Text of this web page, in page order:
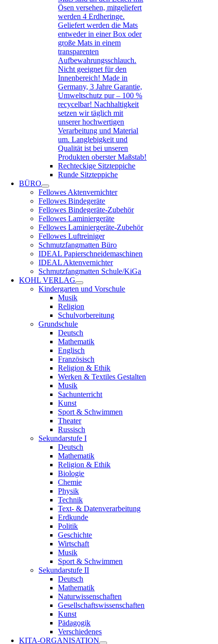
Ösen versehen, mitgeliefert
werden 4 Erdheringe.
Geliefert werden die Mats
entweder in einer Box oder
große Mats in einem
transparenten
Aufbewahrungsschlauch.
Nicht geeignet für den
Innenbereich! Made in
Germany, 3 Jahre Garantie,
Umweltschutz pur – 100 %
recycelbar! Nachhaltigkeit
setzen wir täglich mit
unserer hochwertigen
Verarbeitung und Material
um. Langlebigkeit und
Qualität ist bei unseren
Produkten oberster Maßstab!
Rechteckige Sitzteppiche
Runde Sitzteppiche
BÜRO
Fellowes Aktenvernichter
Fellowes Bindegeräte
Fellowes Bindegeräte-Zubehör
Fellowes Laminiergeräte
Fellowes Laminiergeräte-Zubehör
Fellowes Luftreiniger
Schmutzfangmatten Büro
IDEAL Papierschneidemaschinen
IDEAL Aktenvernichter
Schmutzfangmatten Schule/KiGa
KOHL VERLAG
Kindergarten und Vorschule
Musik
Religion
Schulvorbereitung
Grundschule
Deutsch
Mathematik
Englisch
Französisch
Religion & Ethik
Werken & Textiles Gestalten
Musik
Sachunterricht
Kunst
Sport & Schwimmen
Theater
Russisch
Sekundarstufe I
Deutsch
Mathematik
Religion & Ethik
Biologie
Chemie
Physik
Technik
Text- & Datenverarbeitung
Erdkunde
Politik
Geschichte
Wirtschaft
Musik
Sport & Schwimmen
Sekundarstufe II
Deutsch
Mathematik
Naturwissenschaften
Gesellschaftswissenschaften
Kunst
Pädagogik
Verschiedenes
KITA-ORGANISATION